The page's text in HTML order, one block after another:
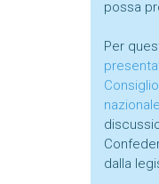
possa
Per
dalla